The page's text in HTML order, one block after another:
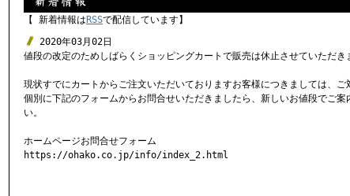
【 新着情報は RSSで配信しています】
2020年03月02日
値段の改定のためしばらくショッピングカートで販売は休止させていただき
現状すでにカートからご注文いただいておりますお客様につきましては、ご
個別に下記のフォームからお問合せいただきましたら、新しいお値段でご
い。
ホームページお問合せフォーム
https://ohako.co.jp/info/index_2.html